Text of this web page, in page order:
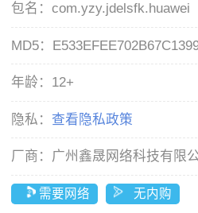
包名：com.yzy.jdelsfk.huawei
MD5：
年龄： 12+
隐私： 查看隐私政策
厂商： 广州鑫晟网络科技有限
需要网络 无内购